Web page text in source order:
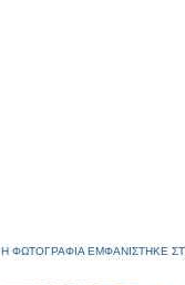
Η ΦΩΤΟΓΡΑΦΙΑ ΕΜΦΑΝΙΣΤΗΚΕ